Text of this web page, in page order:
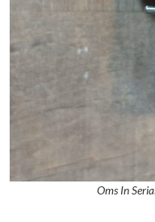
Oms In